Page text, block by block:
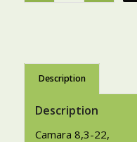
Description
Description
Camara 8,3-22,